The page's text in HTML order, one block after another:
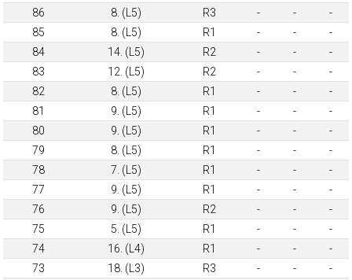
86
8. (L5) R3 - -
-
85
8. (L5) R1 - -
-
84
14. (L5) R2 - -
-
83
12. (L5) R2 - -
-
82
8. (L5) R1 - -
-
81
9. (L5) R1 - -
-
80
9. (L5) R1 - -
-
79
8. (L5) R1 - -
-
78
7. (L5) R1 - -
-
77
9. (L5) R1 - -
-
76
9. (L5) R2 - -
-
75
5. (L5) R1 - -
-
74
16. (L4) R1 - -
-
73
18. (L3) R3 - -
-